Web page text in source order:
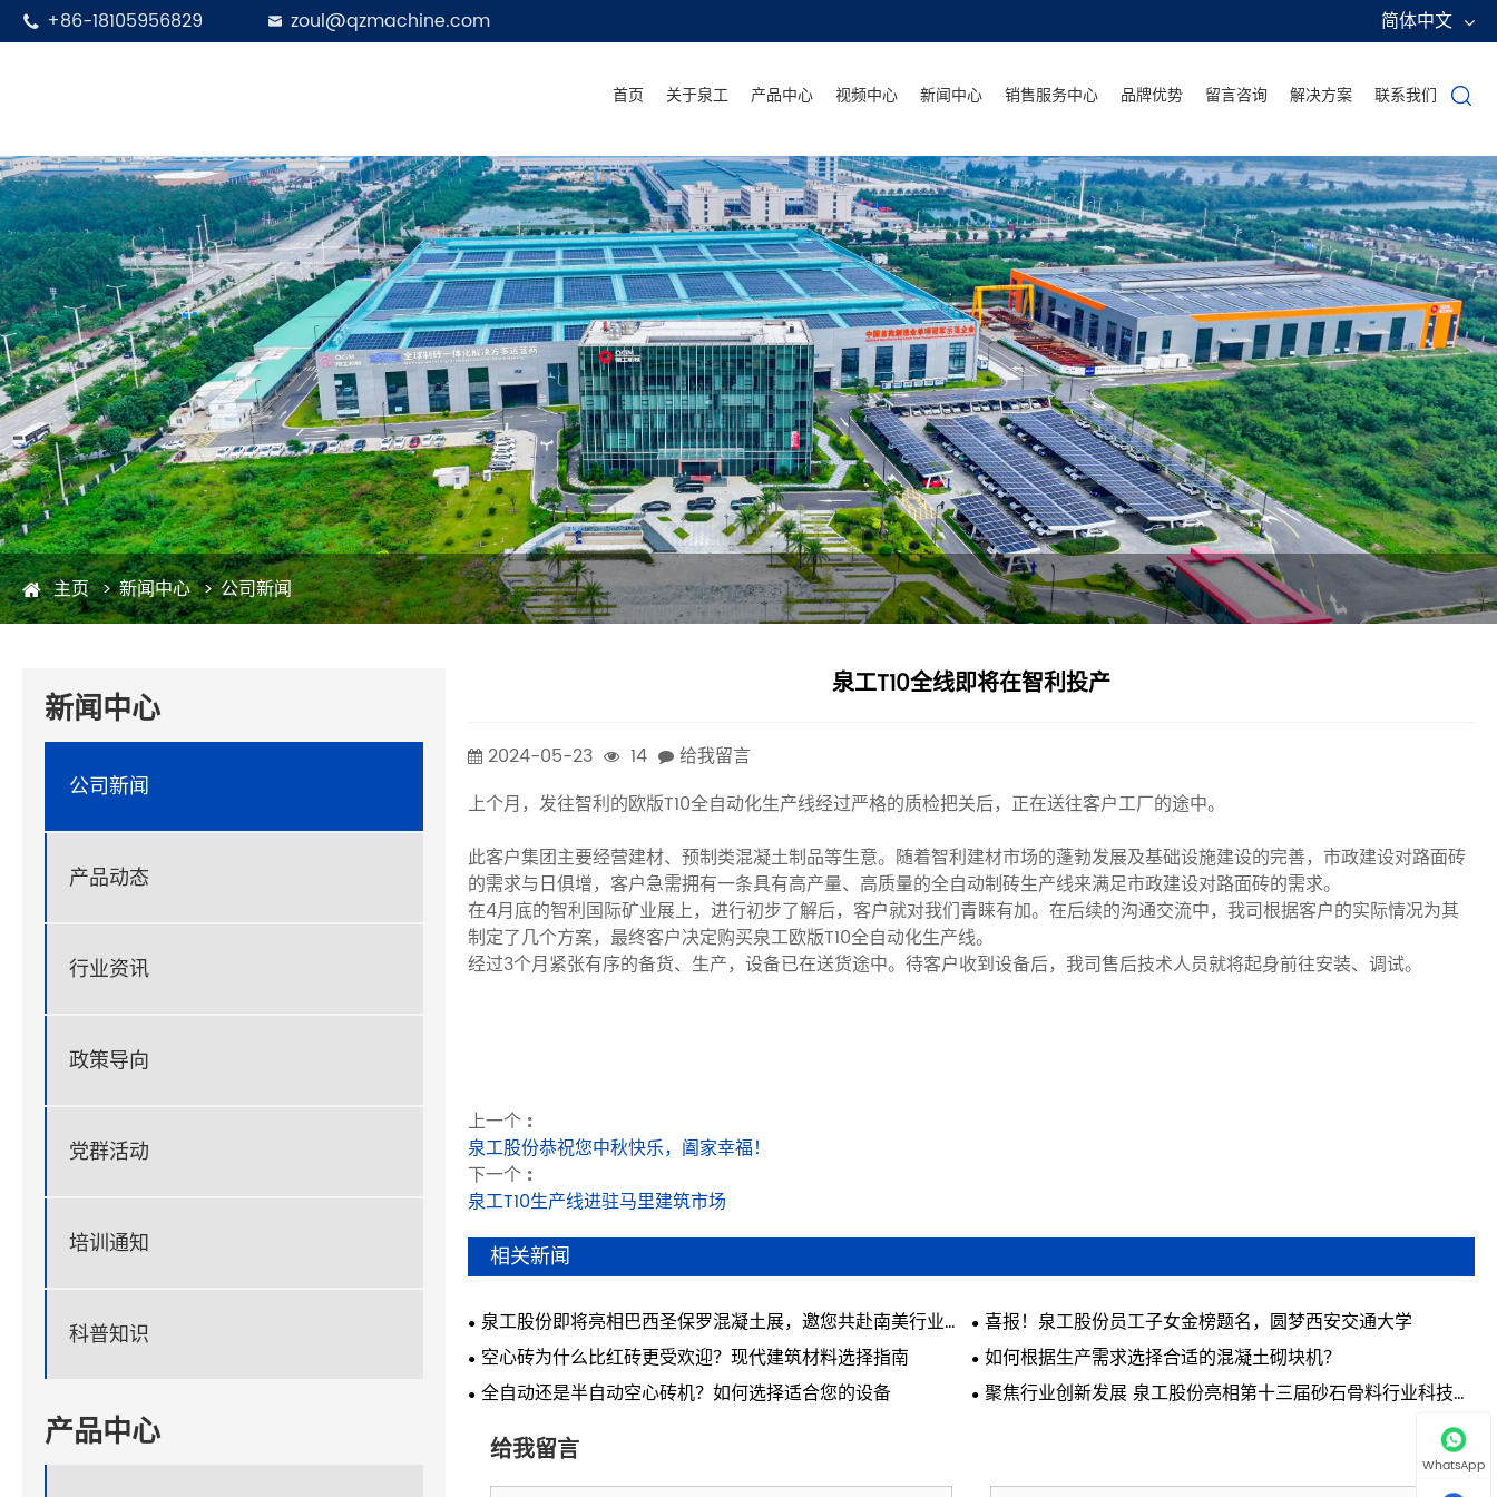
 +86-18105956829  zoul@qzmachine.com 简体中文
首页 关于泉工 产品中心 视频中心 新闻中心 销售服务中心 品牌优势 留言咨询 解决方案 联系我们 
主页 新闻中心 公司新闻
新闻中心
公司新闻
产品动态
行业资讯
政策导向
党群活动
培训通知
科普知识
产品中心
泉工T10全线即将在智利投产
2024-05-23 14
给我留言
上个月，发往智利的欧版T10全自动化生产线经过严格的质检把关后，正在送往客户工厂的途中。
此客户集团主要经营建材、预制类混凝土制品等生意。随着智利建材市场的蓬勃发展及基础设施建设的完善，市政建设对路面砖
的需求与日俱增，客户急需拥有一条具有高产量、高质量的全自动制砖生产线来满足市政建设对路面砖的需求。
在4月底的智利国际矿业展上，进行初步了解后，客户就对我们青睐有加。在后续的沟通交流中，我司根据客户的实际情况为其
制定了几个方案，最终客户决定购买泉工欧版T10全自动化生产线。
经过3个月紧张有序的备货、生产，设备已在送货途中。待客户收到设备后，我司售后技术人员就将起身前往安装、调试。
上一个 :
泉工股份恭祝您中秋快乐，阖家幸福！
下一个 :
泉工T10生产线进驻马里建筑市场
相关新闻
泉工股份即将亮相巴西圣保罗混凝土展，邀您共赴南美行业盛
会
喜报！泉工股份员工子女金榜题名，圆梦西安交通大学
空心砖为什么比红砖更受欢迎？现代建筑材料选择指南
如何根据生产需求选择合适的混凝土砌块机？
全自动还是半自动空心砖机？如何选择适合您的设备
聚焦行业创新发展 泉工股份亮相第十三届砂石骨料行业科技创
给我留言 WhatsApp